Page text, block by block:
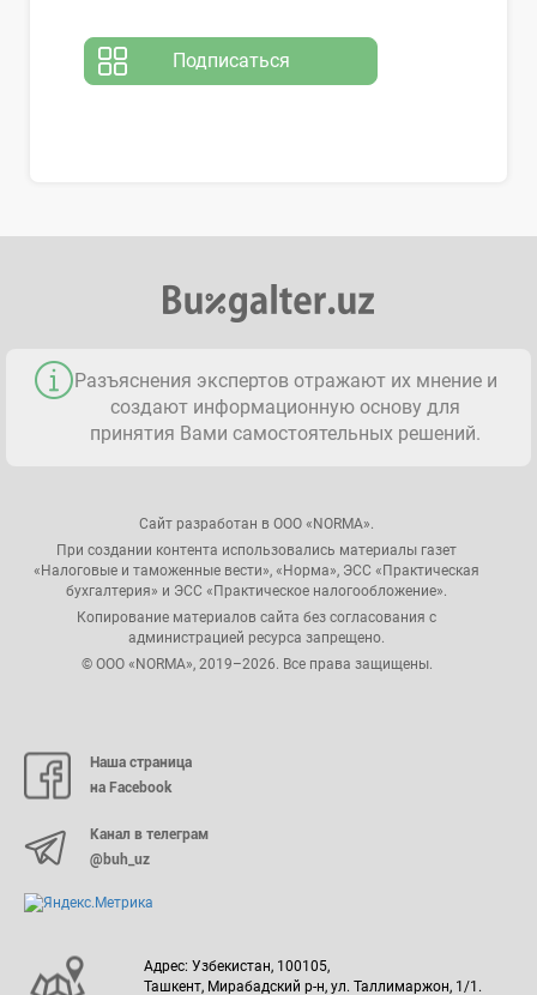
Подписаться
Разъяснения экспертов отражают их мнение и
создают информационную основу для
принятия Вами самостоятельных решений.
Сайт разработан в ООО «NORMA».
При создании контента использовались материалы газет
«Налоговые и таможенные вести», «Норма», ЭСС «Практическая
бухгалтерия» и ЭСС «Практическое налогообложение».
Копирование материалов сайта без согласования с
администрацией ресурса запрещено.
© ООО «NORMA», 2019–2026. Все права защищены.
Наша страница
на Facebook
Канал в телеграм
@buh_uz
Адрес: Узбекистан, 100105,
Ташкент, Мирабадский р-н, ул. Таллимаржон, 1/1.